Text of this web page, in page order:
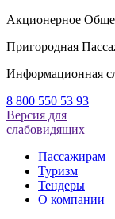
Акционерное
Пригородная
Информационная
8 800 550 53 93
Версия для
слабовидящих
Пассажирам
Туризм
Тендеры
О компании